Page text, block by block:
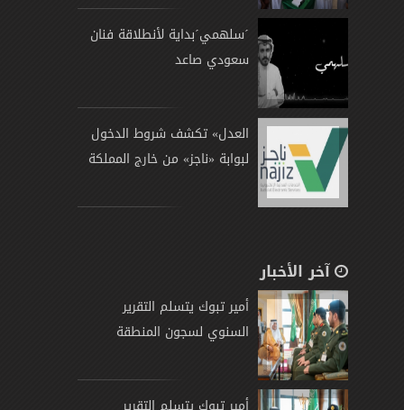
´سلهمي´بداية لأنطلاقة فنان
سعودي صاعد
العدل» تكشف شروط الدخول
لبوابة «ناجز» من خارج المملكة
آخر الأخبار
أمير تبوك يتسلم التقرير
السنوي لسجون المنطقة